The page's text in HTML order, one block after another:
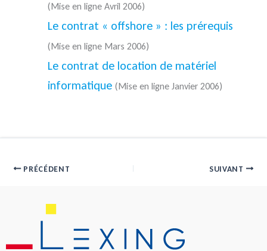
(Mise en ligne Avril 2006)
Le contrat « offshore » : les prérequis
(Mise en ligne Mars 2006)
Le contrat de location de matériel
informatique (Mise en ligne Janvier 2006)
PRÉCÉDENT SUIVANT